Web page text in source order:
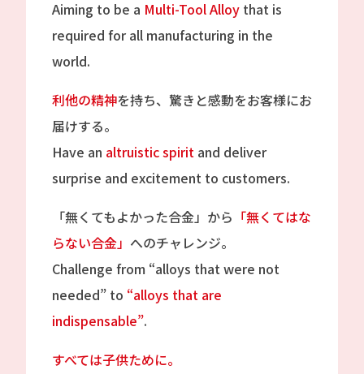
Aiming to be a Multi-Tool Alloy that is
required for all manufacturing in the
world.
利他の精神を持ち、驚きと感動をお客様にお
届けする。
Have an altruistic spirit and deliver
surprise and excitement to customers.
「無くてもよかった合金」から 「無くてはな
らない合金」 へのチャレンジ。
Challenge from “alloys that were not
needed” to “alloys that are
indispensable”.
すべては子供ために。